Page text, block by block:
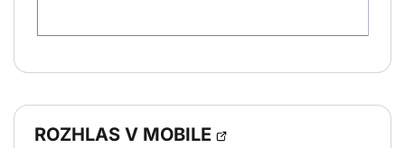
ROZHLAS V MOBILE OTVORÍ